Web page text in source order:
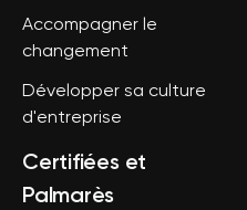
Accompagner le
changement
Développer sa culture
d'entreprise
Certifiées et
Palmarès